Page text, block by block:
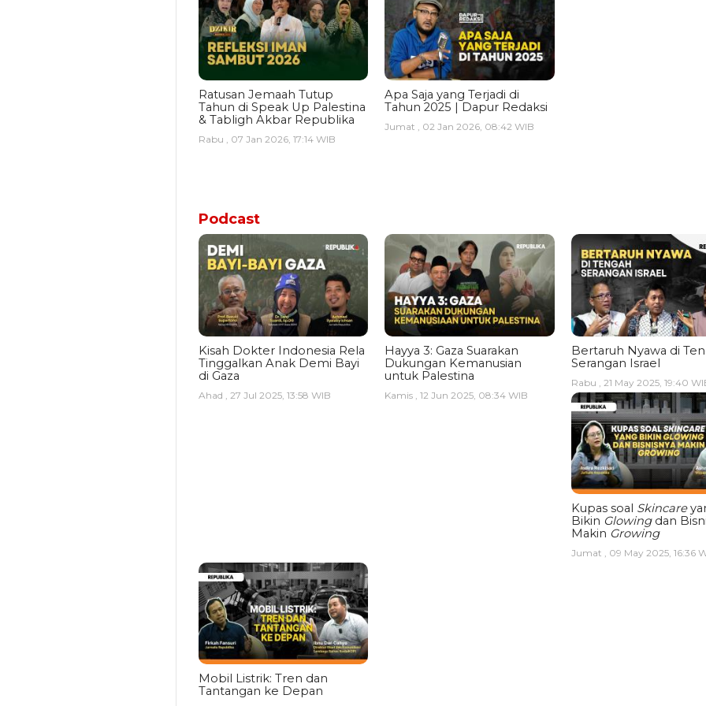
Ratusan Jemaah Tutup
Tahun di Speak Up Palestina
& Tabligh Akbar Republika
Rabu , 07 Jan 2026, 17:14 WIB
Apa Saja yang Terjadi di
Tahun 2025 | Dapur Redaksi
Jumat , 02 Jan 2026, 08:42 WIB
Podcast
Kisah Dokter Indonesia Rela
Tinggalkan Anak Demi Bayi
di Gaza
Ahad , 27 Jul 2025, 13:58 WIB
Hayya 3: Gaza Suarakan
Dukungan Kemanusian
untuk Palestina
Kamis , 12 Jun 2025, 08:34 WIB
Bertaruh Nyawa di
Serangan Israel
Rabu , 21 May 2025, 19:40
Kupas soal Skincare
Bikin Glowingdan
Makin Growing
Jumat , 09 May 2025, 16:36
Mobil Listrik: Tren dan
Tantangan ke Depan